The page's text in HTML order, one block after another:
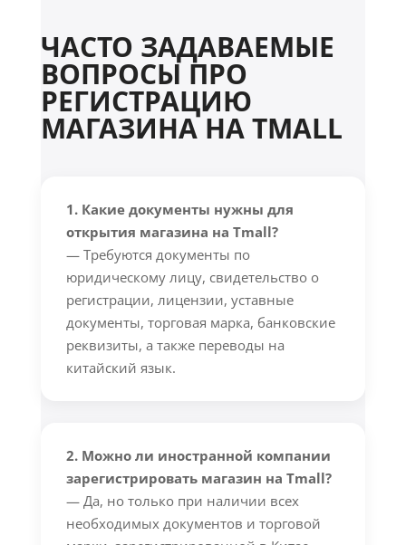
ЧАСТО ЗАДАВАЕМЫЕ
ВОПРОСЫ ПРО
РЕГИСТРАЦИЮ
МАГАЗИНА НА TMALL
1. Какие документы нужны для
открытия магазина на Tmall?
— Требуются документы по
юридическому лицу, свидетельство о
регистрации, лицензии, уставные
документы, торговая марка, банковские
реквизиты, а также переводы на
китайский язык.
2. Можно ли иностранной компании
зарегистрировать магазин на Tmall?
— Да, но только при наличии всех
необходимых документов и торговой